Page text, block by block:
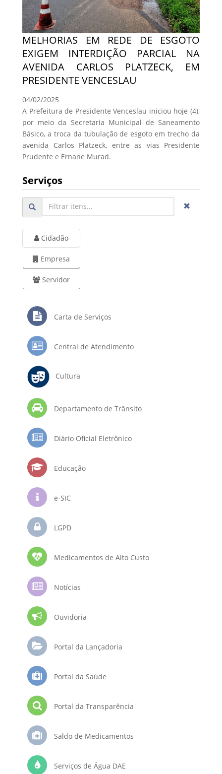
MELHORIAS EM REDE DE ESGOTO
EXIGEM INTERDIÇÃO PARCIAL NA
AVENIDA CARLOS PLATZECK, EM
PRESIDENTE VENCESLAU
04/02/2025
A Prefeitura de Presidente Venceslau iniciou hoje (4),
por meio da Secretaria Municipal de Saneamento
Básico, a troca da tubulação de esgoto em trecho da
avenida Carlos Platzeck, entre as vias Presidente
Prudente e Ernane Murad.
Serviços
Cidadão
Empresa
Servidor
Carta de Serviços
Central de Atendimento
Cultura
Departamento de Trânsito
Diário Oficial Eletrônico
Educação
e-SIC
LGPD
Medicamentos de Alto Custo
Notícias
Ouvidoria
Portal da Lançadoria
Portal da Saúde
Portal da Transparência
Saldo de Medicamentos
Serviços de Água DAE